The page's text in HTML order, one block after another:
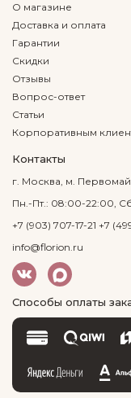
О магазине
Доставка и оплата
Гарантии
Скидки
Отзывы
Вопрос-ответ
Статьи
Корпоративным
Контакты
г. Москва, м.
Пн.-Пт.: 08:00-22:00,
+7 (903) 707-17-21 +7
info@florion.ru
Способы оплаты